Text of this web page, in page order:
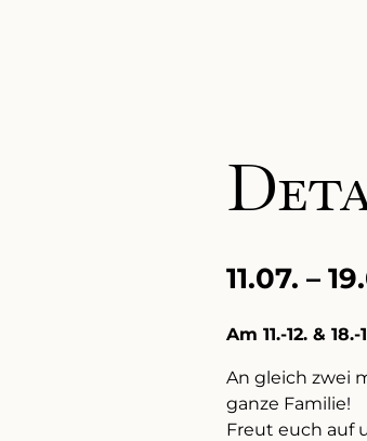
11.07. –
Am 11.-12. &
An gleich zwei
ganze Familie!
Freut euch auf